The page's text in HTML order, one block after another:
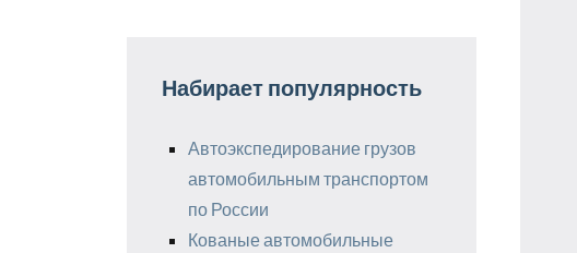
Набирает популярность
Автоэкспедирование грузов
автомобильным транспортом
по России
Кованые автомобильные